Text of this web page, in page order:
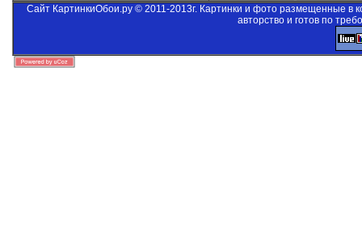
Сайт КартинкиОбои.ру © 2011-2013г. Картинки и фото размещенные в
авторство и готов по